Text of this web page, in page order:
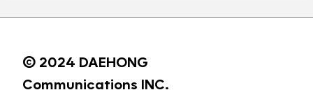
© 2024 DAEHONG
Communications INC.